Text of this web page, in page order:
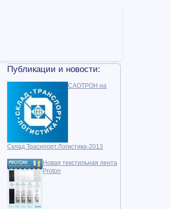
Публикации и новости:
САОТРОН на
Склад.Траснпорт.Логистика-2013
Новая текстильная лента
Proton